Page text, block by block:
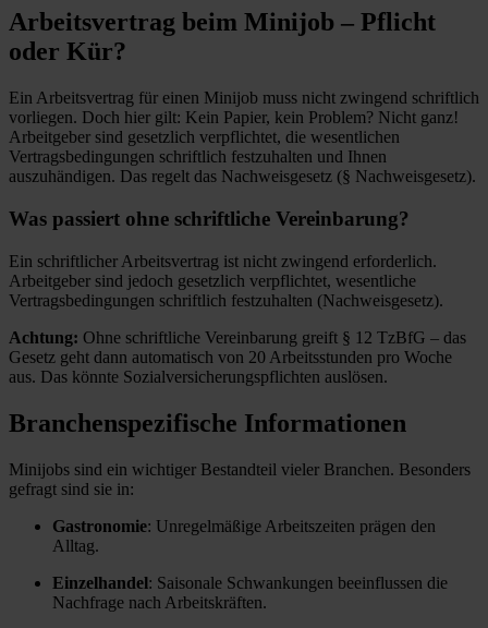
Arbeitsvertrag beim Minijob – Pflicht
oder Kür?
Ein Arbeitsvertrag für einen Minijob muss nicht zwingend schriftlich
vorliegen. Doch hier gilt: Kein Papier, kein Problem? Nicht ganz!
Arbeitgeber sind gesetzlich verpflichtet, die wesentlichen
Vertragsbedingungen schriftlich festzuhalten und Ihnen
auszuhändigen. Das regelt das Nachweisgesetz (§ Nachweisgesetz).
Was passiert ohne schriftliche Vereinbarung?
Ein schriftlicher Arbeitsvertrag ist nicht zwingend erforderlich.
Arbeitgeber sind jedoch gesetzlich verpflichtet, wesentliche
Vertragsbedingungen schriftlich festzuhalten (Nachweisgesetz).
Achtung: Ohne schriftliche Vereinbarung greift § 12 TzBfG – das
Gesetz geht dann automatisch von 20 Arbeitsstunden pro Woche
aus. Das könnte Sozialversicherungspflichten auslösen.
Branchenspezifische Informationen
Minijobs sind ein wichtiger Bestandteil vieler Branchen. Besonders
gefragt sind sie in:
Gastronomie: Unregelmäßige Arbeitszeiten prägen den
Alltag.
Einzelhandel: Saisonale Schwankungen beeinflussen die
Nachfrage nach Arbeitskräften.